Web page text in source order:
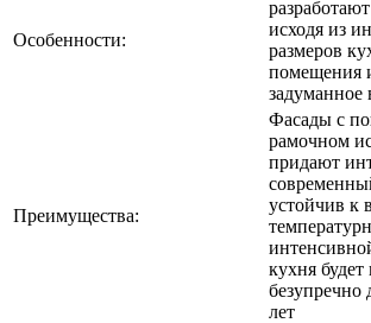
Особенности:
исходя из
размеров
помещения
задуманное
Преимущества:
Фасады с
рамочном
придают
устойчив к
кухня будет
безупречно
лет